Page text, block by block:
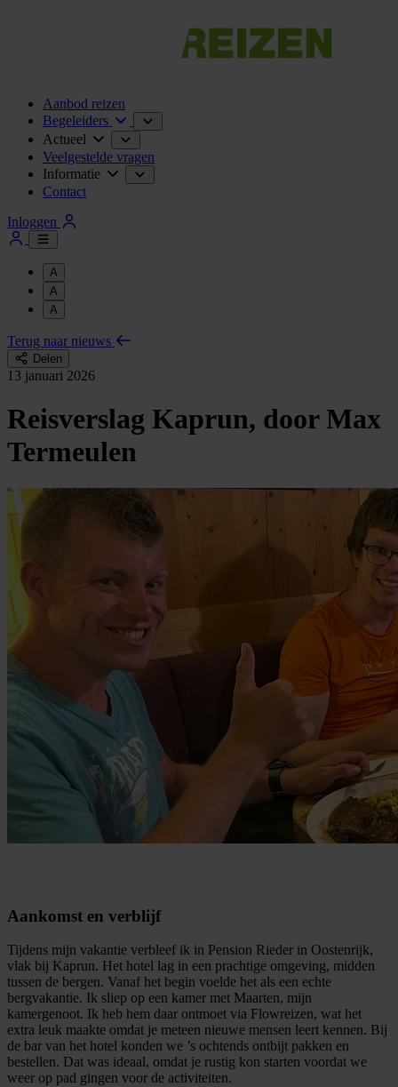
Aanbod reizen
Begeleiders
Actueel
Veelgestelde vragen
Informatie
Contact
Inloggen
A
A
A
Terug naar nieuws
Delen
13 januari 2026
Reisverslag Kaprun, door Max
Termeulen
Aankomst en verblijf
Tijdens mijn vakantie verbleef ik in Pension Rieder in Oostenrijk,
vlak bij Kaprun. Het hotel lag in een prachtige omgeving, midden
tussen de bergen. Vanaf het begin voelde het als een echte
bergvakantie. Ik sliep op een kamer met Maarten, mijn
kamergenoot. Ik heb hem daar ontmoet via Flowreizen, wat het
extra leuk maakte omdat je meteen nieuwe mensen leert kennen. Bij
de bar van het hotel konden we ’s ochtends ontbijt pakken en
bestellen. Dat was ideaal, omdat je rustig kon starten voordat we
weer op pad gingen voor de activiteiten.